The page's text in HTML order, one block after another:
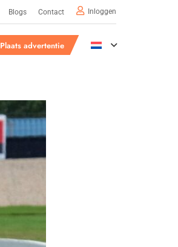
Blogs Contact Inloggen
Plaats advertentie